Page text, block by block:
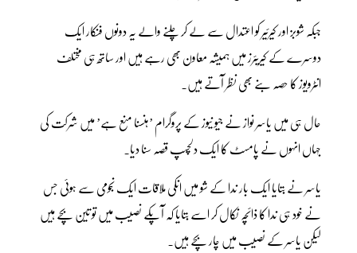
جبکہ شوبز اور کیرئیر کو اعتدال سے لے کر چلنے والے یہ دونوں فنکار ایک
دوسرے کے کیریئرز میں ہمیشہ معاون بھی رہے ہیں اور ساتھ ہی مختلف
انٹرویوز کا حصہ بنے بھی نظر آتے ہیں۔
حال ہی میں یاسر نواز نے جیو نیوز کے پروگرام ’ہنسنا منع ہے’ میں شرکت کی
جہاں انہوں نے پامسٹ کا ایک دلچسپ قصہ سنا دیا۔
یاسر نے بتایا ایک بار ندا کے شو میں انکی ملاقات ایک نجومی سے ہوئی جس
نے خود ہی ندا کا ذائچہ نکال کر اسے بتایا کہ آپکے نصیب میں تو تین بچے ہیں
لیکن یاسر کے نصیب میں چار بچے ہیں۔